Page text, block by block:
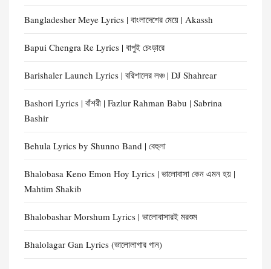
Bangladesher Meye Lyrics | বাংলাদেশের মেয়ে | Akassh
Bapui Chengra Re Lyrics | বাপুই চেংড়ারে
Barishaler Launch Lyrics | বরিশালের লঞ্চ | DJ Shahrear
Bashori Lyrics | বাঁশরী | Fazlur Rahman Babu | Sabrina
Bashir
Behula Lyrics by Shunno Band | বেহুলা
Bhalobasa Keno Emon Hoy Lyrics | ভালোবাসা কেন এমন হয় |
Mahtim Shakib
Bhalobashar Morshum Lyrics | ভালোবাসারই মরশুম
Bhalolagar Gan Lyrics (ভালোলাগার গান)